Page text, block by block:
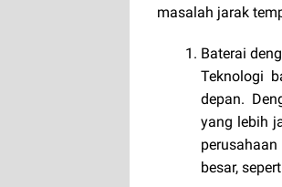
masalah jarak
Baterai
Teknologi
depan.
yang lebih
besar,